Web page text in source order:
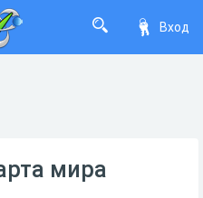
Вход
мира